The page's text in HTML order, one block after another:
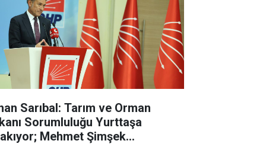
Sarıbal: Tarım ve Orman
Sorumluluğu Yurttaşa
Mehmet Şimşek